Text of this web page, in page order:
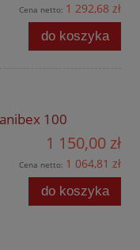
Cena netto: 1 292,68 zł
do koszyka
100
1 150,00 zł
Cena netto: 1 064,81 zł
do koszyka